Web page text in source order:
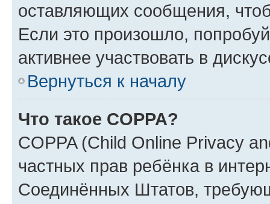
оставляющих сообщения,
Если это произошло,
активнее участвовать в
Вернуться к началу
Что такое COPPA?
COPPA (Child Online Privacy
частных прав ребёнка в
Соединённых Штатов,